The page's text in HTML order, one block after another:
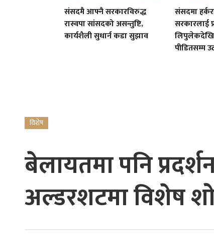
संसदमै आफ्नै सरकारविरुद्ध
रास्वपा सांसदको असन्तुष्टि,
कार्यशैली सुधार्न कडा सुझाव
संसदमा
सरकारलाई
लिपुलेकदेखि
पीडितसम्म
विशेष
बेलायतमा पनि
अल्डरशटमा विशेष